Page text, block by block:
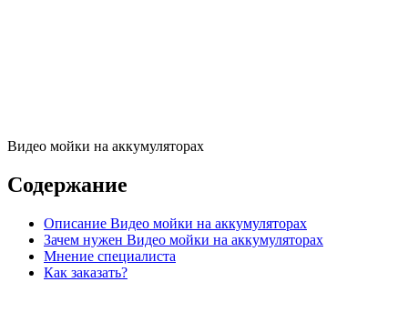
Видео мойки на аккумуляторах
Содержание
Описание Видео мойки на аккумуляторах
Зачем нужен Видео мойки на аккумуляторах
Мнение специалиста
Как заказать?